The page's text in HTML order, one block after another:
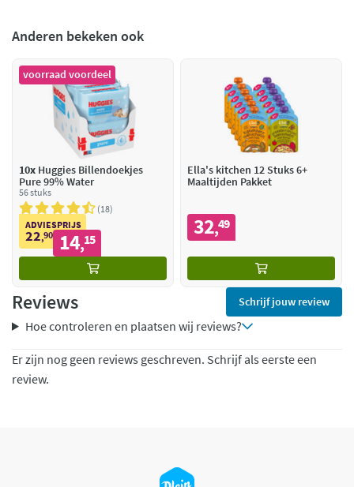
Anderen bekeken ook
voorraad voordeel
10x Huggies Billendoekjes
Pure 99% Water
56 stuks
18
ADVIESPRIJS
22,90 14,15
Ella's kitchen 12 Stuks 6+
Maaltijden Pakket
32,49
Reviews Schrijf jouw review
Hoe controleren en plaatsen wij reviews?
Er zijn nog geen reviews geschreven. Schrijf als eerste een
review.